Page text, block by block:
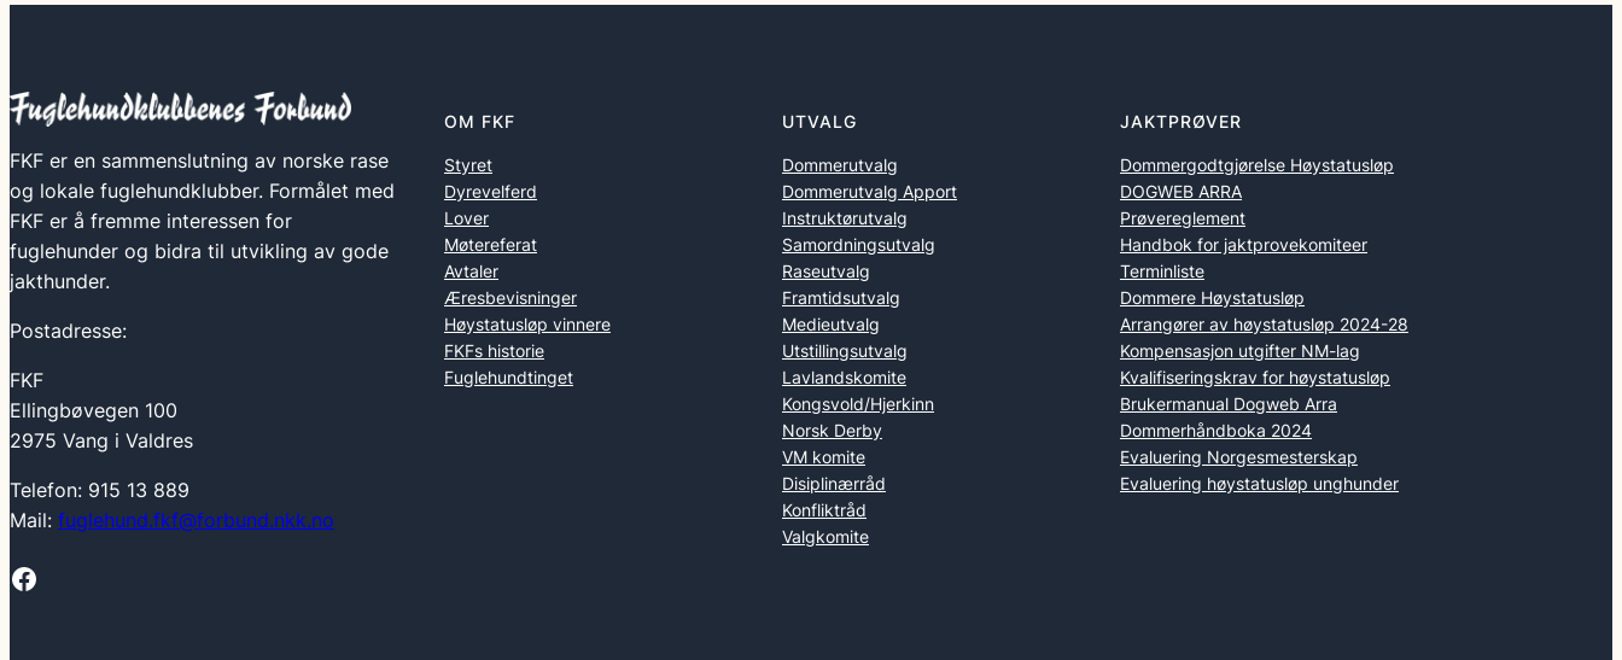
FKF er en sammenslutning av norske rase
og lokale fuglehundklubber. Formålet med
FKF er å fremme interessen for
fuglehunder og bidra til utvikling av gode
jakthunder.
Postadresse:
FKF
Ellingbøvegen 100
2975 Vang i Valdres
Telefon: 915 13 889
Mail: fuglehund.fkf@forbund.nkk.no
Facebook
OM FKF
Styret
Dyrevelferd
Lover
Møtereferat
Avtaler
Æresbevisninger
Høystatusløp vinnere
FKFs historie
Fuglehundtinget
UTVALG
Dommerutvalg
Dommerutvalg Apport
Instruktørutvalg
Samordningsutvalg
Raseutvalg
Framtidsutvalg
Medieutvalg
Utstillingsutvalg
Lavlandskomite
Kongsvold/Hjerkinn
Norsk Derby
VM komite
Disiplinærråd
Konfliktråd
Valgkomite
JAKTPRØVER
Dommergodtgjørelse Høystatusløp
DOGWEB ARRA
Prøvereglement
Handbok for jaktprovekomiteer
Terminliste
Dommere Høystatusløp
Arrangører av høystatusløp 2024-28
Kompensasjon utgifter NM-lag
Kvalifiseringskrav for høystatusløp
Brukermanual Dogweb Arra
Dommerhåndboka 2024
Evaluering Norgesmesterskap
Evaluering høystatusløp unghunder